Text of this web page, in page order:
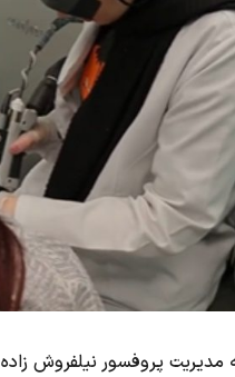
مدیریت پروفسور نیلفروش زاده